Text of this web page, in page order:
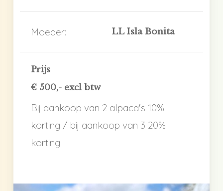
Moeder: LL Isla Bonita
Prijs
€ 500,- excl btw
Bij aankoop van 2 alpaca's 10%
korting / bij aankoop van 3 20%
korting